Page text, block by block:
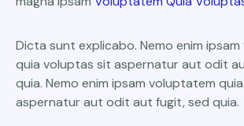
Dicta sunt explicabo. Nemo enim
quia voluptas sit aspernatur aut odit
quia. Nemo enim ipsam voluptatem
aspernatur aut odit aut fugit, sed quia.